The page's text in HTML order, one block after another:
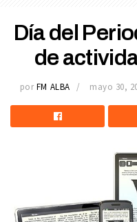
Día del
de
por FM ALBA mayo 30,